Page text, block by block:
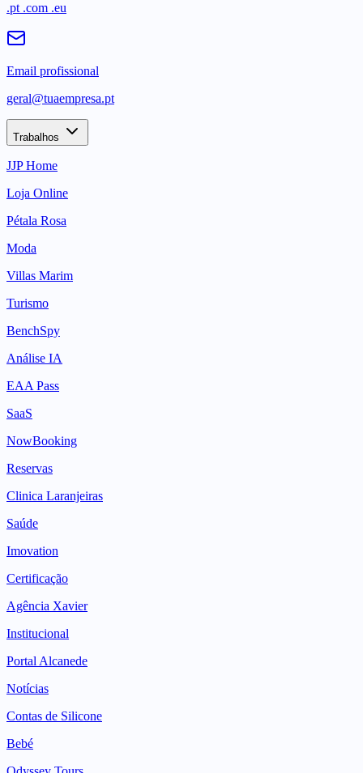
.pt .com .eu
Email profissional
geral@tuaempresa.pt
Trabalhos
JJP Home
Loja Online
Pétala Rosa
Moda
Villas Marim
Turismo
BenchSpy
Análise IA
EAA Pass
SaaS
NowBooking
Reservas
Clinica Laranjeiras
Saúde
Imovation
Certificação
Agência Xavier
Institucional
Portal Alcanede
Notícias
Contas de Silicone
Bebé